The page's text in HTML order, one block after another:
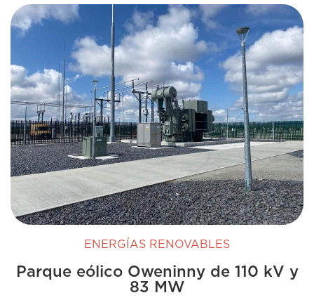
ENERGÍAS RENOVABLES
Parque eólico Oweninny de 110 kV y
83 MW